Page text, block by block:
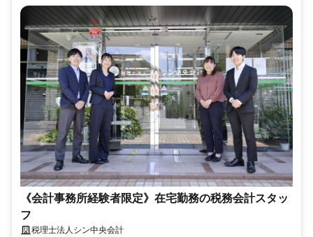
《会計事務所経験者限定》在宅勤務の税務会計スタッ
フ
税理士法人シン中央会計